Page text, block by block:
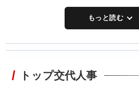
もっと読む
非鉄業界で
タックトレー
トップ交代人事